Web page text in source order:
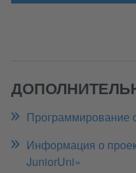
Программирование
Информация о
JuniorUni»